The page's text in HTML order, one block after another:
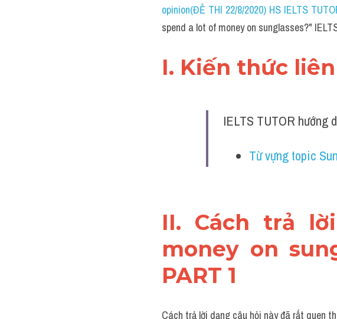
opinion(ĐỀ THI 22/8/2020) HS IELTS
spend a lot of money on sunglasses?"
I. Kiến thức
IELTS TUTOR hướng
Từ vựng topic
II. Cách trả
money on
PART 1
Cách trả lời dạng câu hỏi này đã rất quen